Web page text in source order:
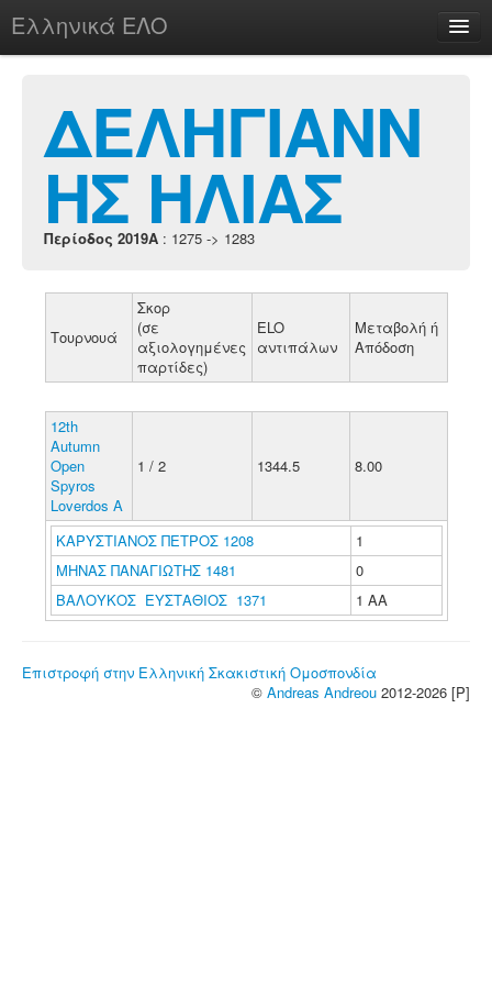
Ελληνικά ΕΛΟ
chesstu.be @ discord
Login
ΔΕΛΗΓΙΑΝΝ
ΗΣ ΗΛΙΑΣ
Περίοδος 2019A : 1275 -> 1283
Τουρνουά
Σκορ
(σε
αξιολογημένες
παρτίδες)
ELO
αντιπάλων
Μεταβολή ή
Απόδοση
12th
Autumn
Open
Spyros
Loverdos A
1 / 2 1344.5 8.00
ΚΑΡΥΣΤΙΑΝΟΣ ΠΕΤΡΟΣ 1208
1
ΜΗΝΑΣ ΠΑΝΑΓΙΩΤΗΣ 1481
0
ΒΑΛΟΥΚΟΣ ΕΥΣΤΑΘΙΟΣ 1371
1 ΑΑ
Επιστροφή στην Ελληνική Σκακιστική Ομοσπονδία
© Andreas Andreou 2012-2026 [P]